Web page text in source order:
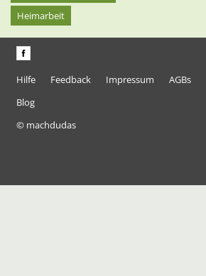
Heimarbeit
Hilfe Feedback Impressum AGBs
Blog
© machdudas